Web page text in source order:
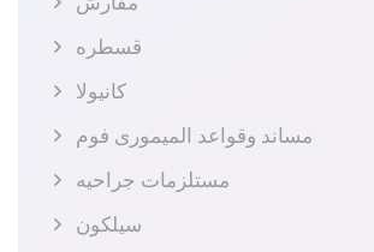
قسطره
كانيولا
مساند وقواعد الميمورى فوم
مستلزمات جراحيه
سيلكون